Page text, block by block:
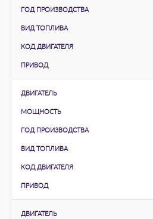
ГОД ПРОИЗВОДСТВА
ВИД ТОПЛИВА
КОД ДВИГАТЕЛЯ
ПРИВОД
ДВИГАТЕЛЬ
МОЩНОСТЬ
ГОД ПРОИЗВОДСТВА
ВИД ТОПЛИВА
КОД ДВИГАТЕЛЯ
ПРИВОД
ДВИГАТЕЛЬ